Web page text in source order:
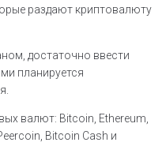
раздают криптовалюту
достаточно ввести
планируется
валют: Bitcoin, Ethereum,
Bitcoin Cash и